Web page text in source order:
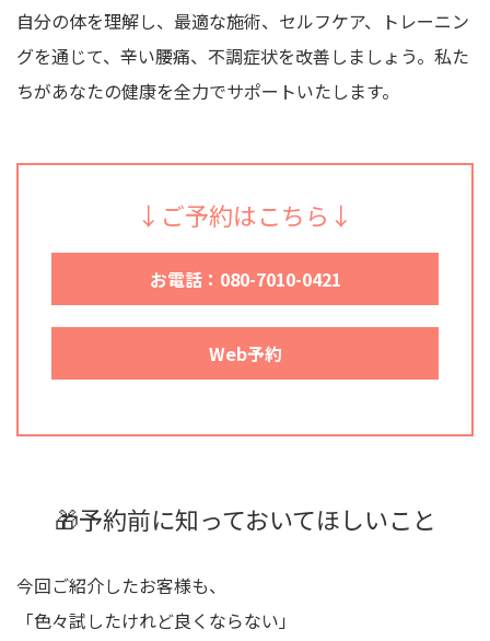
自分の体を理解し、最適な施術、セルフケア、トレーニン
グを通じて、辛い腰痛、不調症状を改善しましょう。私た
ちがあなたの健康を全力でサポートいたします。
↓ご予約はこちら↓
お電話：080-7010-0421
Web予約
🎁予約前に知っておいてほしいこと
今回ご紹介したお客様も、
「色々試したけれど良くならない」